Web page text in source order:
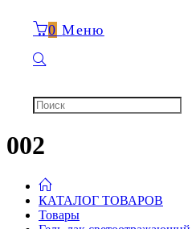
0 Меню
002
КАТАЛОГ ТОВАРОВ
Товары